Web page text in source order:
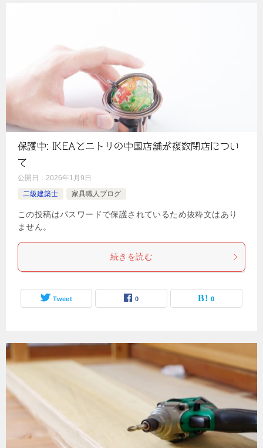
保護中: IKEAとニトリの中国店舗が複数閉店につい
て
公開日： 2026年1月9日
二級建築士
家具職人ブログ
この投稿はパスワードで保護されているため抜粋文はあり
ません。
続きを読む
Tweet 0 0